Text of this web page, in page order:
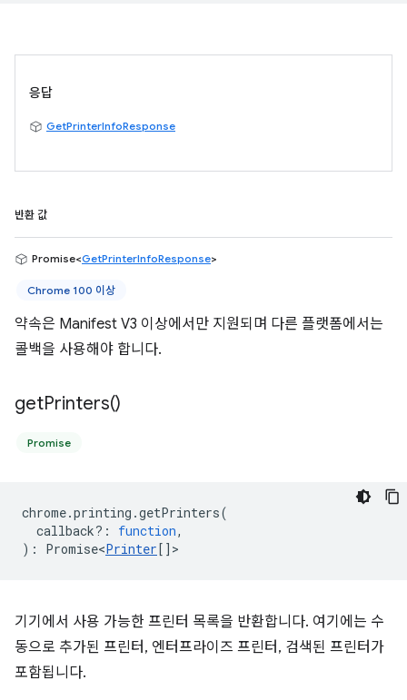
응답
GetPrinterInfoResponse
반환 값
Promise<GetPrinterInfoResponse>
Chrome 100 이상
약속은 Manifest V3 이상에서만 지원되며 다른 플랫폼에서는
콜백을 사용해야 합니다.
getPrinters()
Promise
chrome.printing .getPrinters(
callback? : function,
) : Promise<Printer[] >
기기에서 사용 가능한 프린터 목록을 반환합니다. 여기에는 수
동으로 추가된 프린터, 엔터프라이즈 프린터, 검색된 프린터가
포함됩니다.